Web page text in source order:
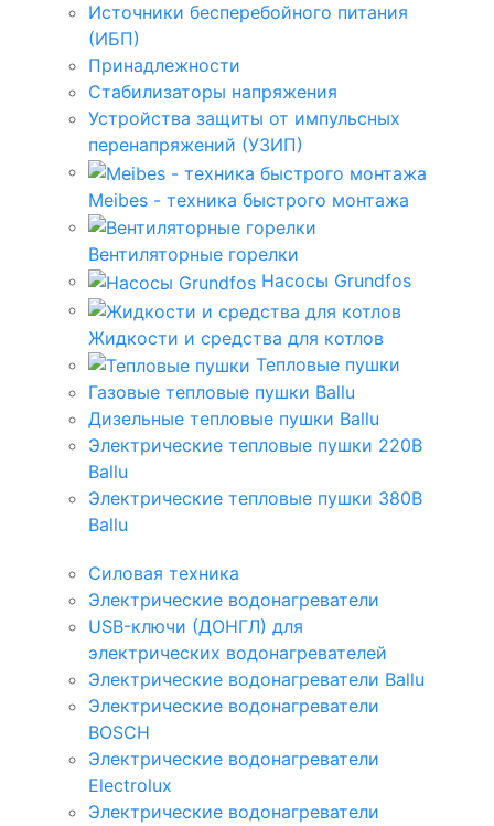
Источники бесперебойного питания
(ИБП)
Принадлежности
Стабилизаторы напряжения
Устройства защиты от импульсных
перенапряжений (УЗИП)
Meibes - техника быстрого монтажа
Вентиляторные горелки
Насосы Grundfos
Жидкости и средства для котлов
Тепловые пушки
Газовые тепловые пушки Ballu
Дизельные тепловые пушки Ballu
Электрические тепловые пушки 220В
Ballu
Электрические тепловые пушки 380В
Ballu
Силовая техника
Электрические водонагреватели
USB-ключи (ДОНГЛ) для
электрических водонагревателей
Электрические водонагреватели Ballu
Электрические водонагреватели
BOSCH
Электрические водонагреватели
Electrolux
Электрические водонагреватели